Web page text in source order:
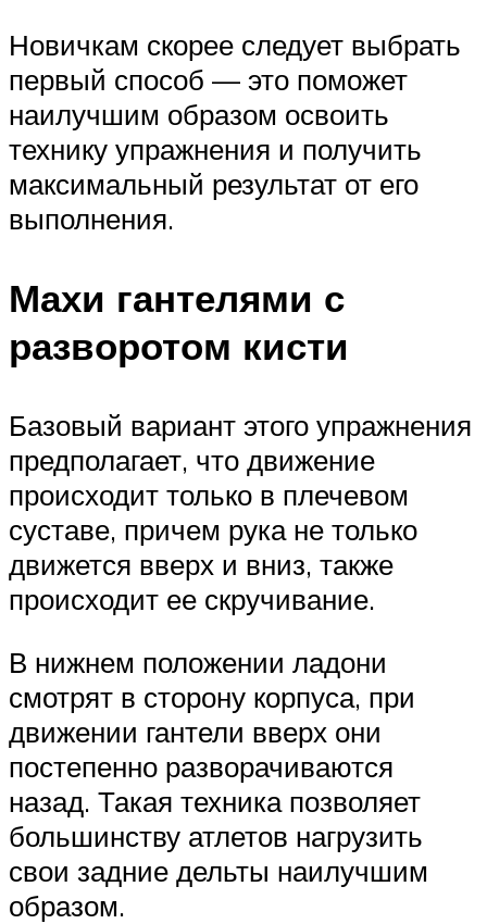
Новичкам скорее следует выбрать
первый способ — это поможет
наилучшим образом освоить
технику упражнения и получить
максимальный результат от его
выполнения.
Махи гантелями с
разворотом кисти
Базовый вариант этого упражнения
предполагает, что движение
происходит только в плечевом
суставе, причем рука не только
движется вверх и вниз, также
происходит ее скручивание.
В нижнем положении ладони
смотрят в сторону корпуса, при
движении гантели вверх они
постепенно разворачиваются
назад. Такая техника позволяет
большинству атлетов нагрузить
свои задние дельты наилучшим
образом.